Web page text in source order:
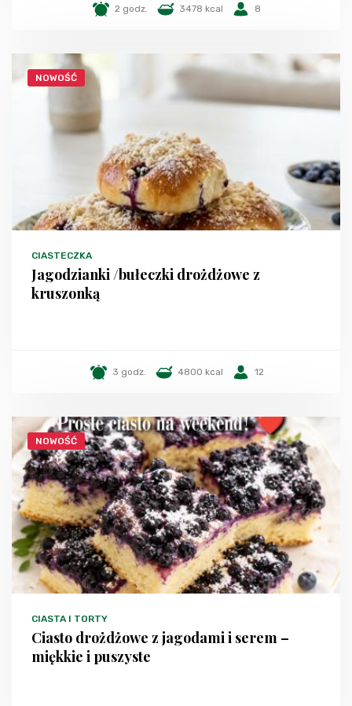
2 godz. 3478 kcal 8
NOWOŚĆ
CIASTECZKA
Jagodzianki /bułeczki drożdżowe z
kruszonką
3 godz. 4800 kcal 12
NOWOŚĆ
CIASTA I TORTY
Ciasto drożdżowe z jagodami i serem –
miękkie i puszyste